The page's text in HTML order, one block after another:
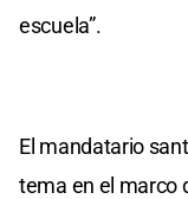
escuela”.
El mandatario
tema en el marco